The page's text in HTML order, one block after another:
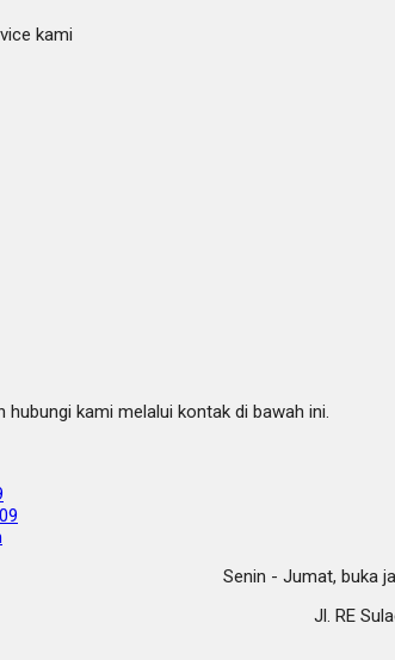
kami
hubungi kami melalui kontak di bawah ini.
Senin - Jumat, buka
Jl. RE